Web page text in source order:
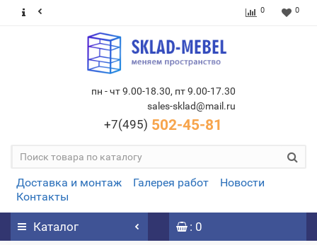
0 0
пн - чт 9.00-18.30, пт 9.00-17.30
sales-sklad@mail.ru
+7(495) 502-45-81
Доставка и монтаж Галерея работ
Новости
Контакты
Каталог : 0